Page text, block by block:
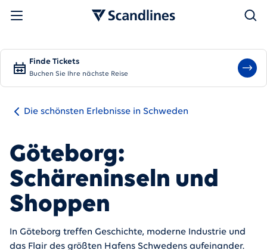
Suchen
Finde Tickets
Buchen Sie Ihre nächste Reise
Die schönsten Erlebnisse in Schweden
Göteborg:
Schäreninseln und
Shoppen
In Göteborg treffen Geschichte, moderne Industrie und
das Flair des größten Hafens Schwedens aufeinander.